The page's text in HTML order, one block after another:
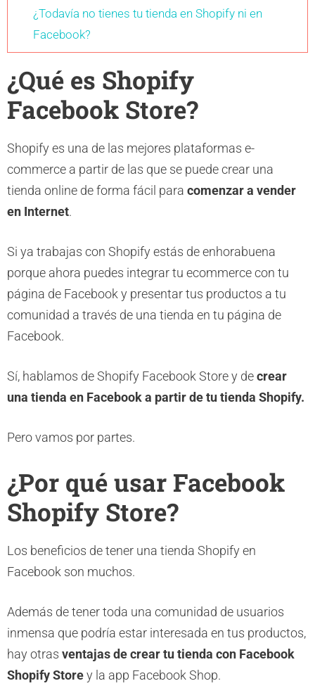
¿Todavía no tienes tu tienda en Shopify ni en
Facebook?
¿Qué es Shopify
Facebook Store?
Shopify es una de las mejores plataformas e-
commerce a partir de las que se puede crear una
tienda online de forma fácil para comenzar a vender
en Internet.
Si ya trabajas con Shopify estás de enhorabuena
porque ahora puedes integrar tu ecommerce con tu
página de Facebook y presentar tus productos a tu
comunidad a través de una tienda en tu página de
Facebook.
Sí, hablamos de Shopify Facebook Store y decrear
una tienda en Facebook a partir de tu tienda Shopify.
Pero vamos por partes.
¿Por qué usar Facebook
Shopify Store?
Los beneficios de tener una tienda Shopify en
Facebook son muchos.
Además de tener toda una comunidad de usuarios
inmensa que podría estar interesada en tus productos,
hay otras ventajas de crear tu tienda con Facebook
Shopify Storey la app Facebook Shop.